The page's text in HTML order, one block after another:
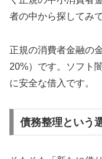
者の中から探してみ
正規の消費者金融の
20%）です。ソフト
に安全な借入です。
債務整理という